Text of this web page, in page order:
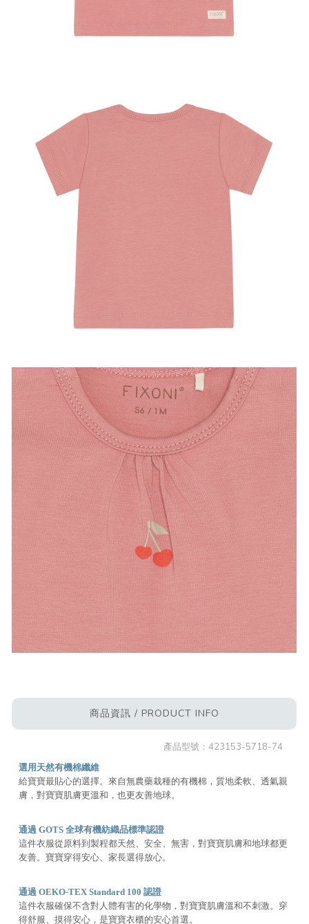
商品資訊 / PRODUCT INFO
產品型號：423153-5718-74
選用天然有機棉纖維
給寶寶最貼心的選擇。來自無農藥栽種的有機棉，質地柔軟、透氣親
膚，對寶寶肌膚更溫和，也更友善地球。
通過 GOTS 全球有機紡織品標準認證
這件衣服從原料到製程都天然、安全、無害，對寶寶肌膚和地球都更
友善。寶寶穿得安心、家長選得放心。
通過 OEKO-TEX Standard 100 認證
這件衣服確保不含對人體有害的化學物，對寶寶肌膚溫和不刺激。穿
得舒服、摸得安心，是寶寶衣櫃的安心首選。